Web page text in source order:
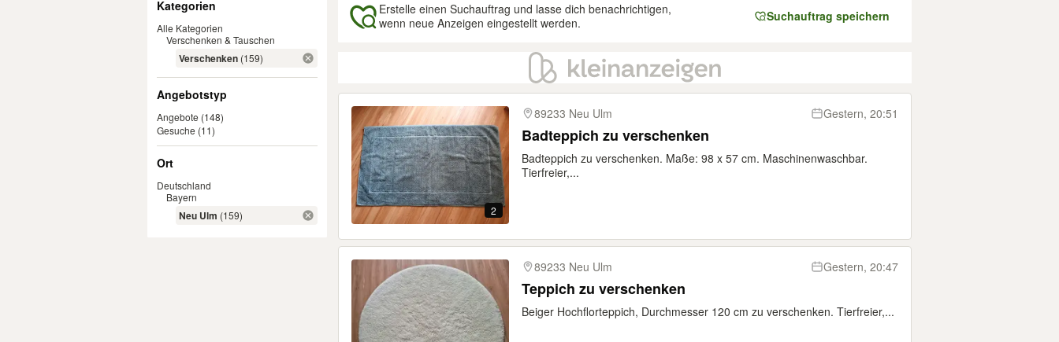
Kategorien
Alle Kategorien
Verschenken & Tauschen
Verschenken (159)
Angebotstyp
Angebote (148)
Gesuche (11)
Ort
Deutschland
Bayern
Neu Ulm (159)
Erstelle einen Suchauftrag und lasse dich benachrichtigen,
wenn neue Anzeigen eingestellt werden.
Suchauftrag speichern
Ergebnisse
2
89233 Neu Ulm Gestern, 20:51
Badteppich zu verschenken
Badteppich zu verschenken. Maße: 98 x 57 cm. Maschinenwaschbar.
Tierfreier,...
89233 Neu Ulm Gestern, 20:47
Teppich zu verschenken
Beiger Hochflorteppich, Durchmesser 120 cm zu verschenken. Tierfreier,...